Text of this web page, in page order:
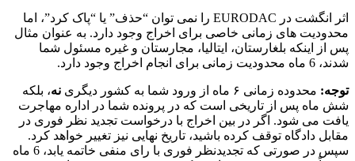
اثر انگشت در EURODAC را نمی توان “حذف” یا “پاک کرد”، اما
محدودیت های زمانی خاصی برای اخراج وجود دارد. به عنوان مثال
پس از اینکه بلغارستان، ایتالیا، مجارستان و غیره مسئول شما
شدند، 6 ماه محدودیت زمانی برای انجام اخراج وجود دارد.
توجه: محدوده زمانی ۶ ماه از ورود شما به کشور دیگری نه، بلکه
شش ماه پس از تاریخی است که در پرونده شما در اداره مهاجرت
یافت می شود. اگر در بین اخراج با درخواست تجدید نظر فوری در
مقابل دادگاه توقف کرده باشید، تاریخ نهایی نیز تغییر خواهد کرد.
سپس در صورتی که تجدیدنظر فوری با رای منفی خاتمه یابد، 6 ماه